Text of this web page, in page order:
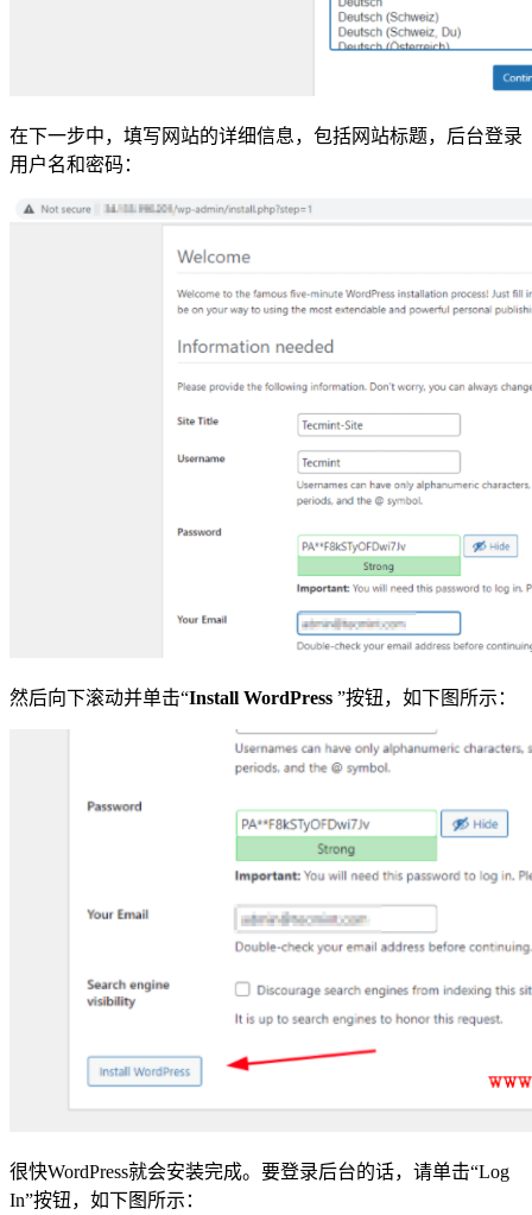
在下一步中，填写网站的详细信息，包括网站标题，后台登录
用户名和密码：
然后向下滚动并单击“Install WordPress ”按钮，如下图所示：
很快WordPress就会安装完成。要登录后台的话，请单击“Log
In”按钮，如下图所示：